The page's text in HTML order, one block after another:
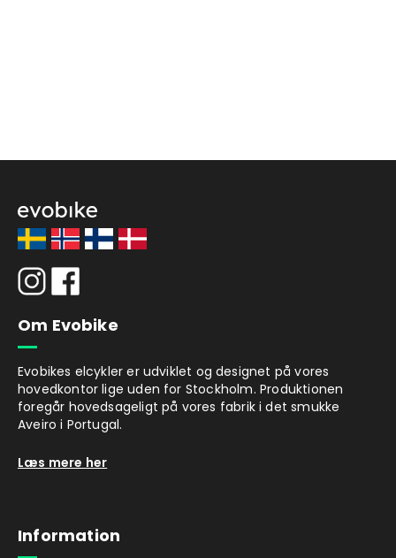
Om Evobike
Evobikes elcykler er udviklet og designet på vores
hovedkontor lige uden for Stockholm. Produktionen
foregår hovedsageligt på vores fabrik i det smukke
Aveiro i Portugal.
Læs mere her
Information